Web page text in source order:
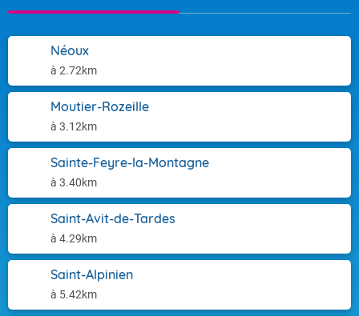
Néoux
à 2.72km
Moutier-Rozeille
à 3.12km
Sainte-Feyre-la-Montagne
à 3.40km
Saint-Avit-de-Tardes
à 4.29km
Saint-Alpinien
à 5.42km